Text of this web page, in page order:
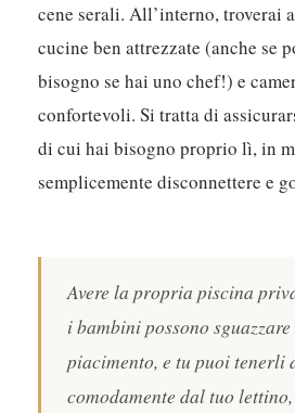
cene serali. All’interno, troverai
cucine ben attrezzate (anche se
bisogno se hai uno chef!) e
confortevoli. Si tratta di
di cui hai bisogno proprio lì, in
semplicemente disconnettere e
Avere la propria piscina
i bambini possono
piacimento, e tu puoi tenerli
comodamente dal tuo